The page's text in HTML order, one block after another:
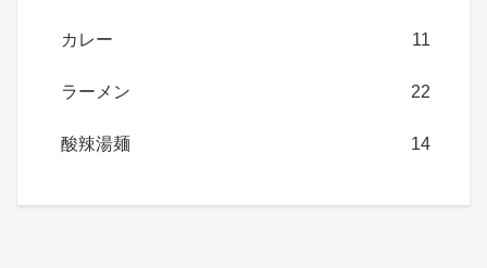
カレー 11
ラーメン 22
酸辣湯麺 14